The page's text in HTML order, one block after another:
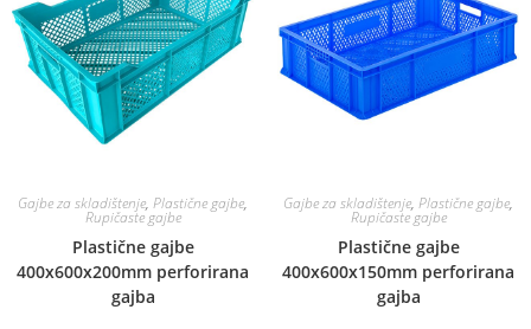
Gajbe za skladištenje, Plastične gajbe,
Rupičaste gajbe
Plastične gajbe
400x600x200mm perforirana
gajba
Gajbe za skladištenje, Plastične gajbe,
Rupičaste gajbe
Plastične gajbe
400x600x150mm perforirana
gajba